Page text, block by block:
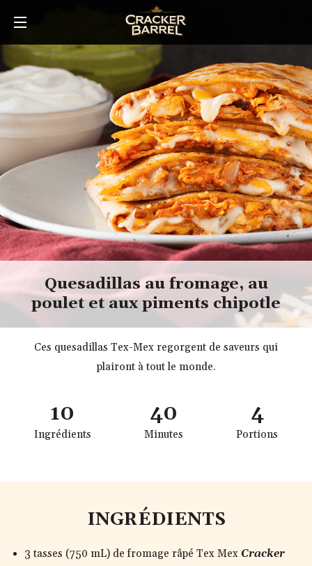
main
Quesadillas au fromage, au
poulet et aux piments chipotle
Ces quesadillas Tex-Mex regorgent de saveurs qui
plairont à tout le monde.
10
Ingrédients
40
Minutes
4
Portions
INGRÉDIENTS
3 tasses (750 mL) de fromage râpé Tex Mex Cracker